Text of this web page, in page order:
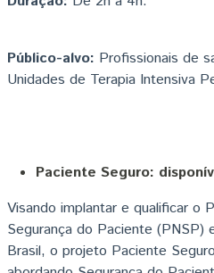
Público-alvo: Profissionais de
Unidades de Terapia Intensiva
Paciente Seguro:
Visando implantar e qualificar o
Segurança do Paciente
Brasil, o projeto Paciente